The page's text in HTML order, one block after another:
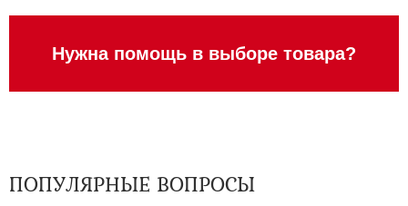
Нужна помощь в выборе товара?
ПОПУЛЯРНЫЕ ВОПРОСЫ